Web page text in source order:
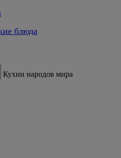
блюда
Кухни народов мира